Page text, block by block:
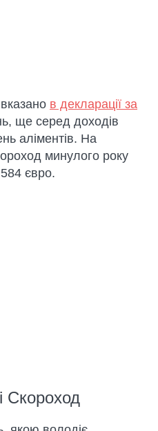
в декларації за
ще серед доходів
аліментів. На
минулого року
євро.
Скороход